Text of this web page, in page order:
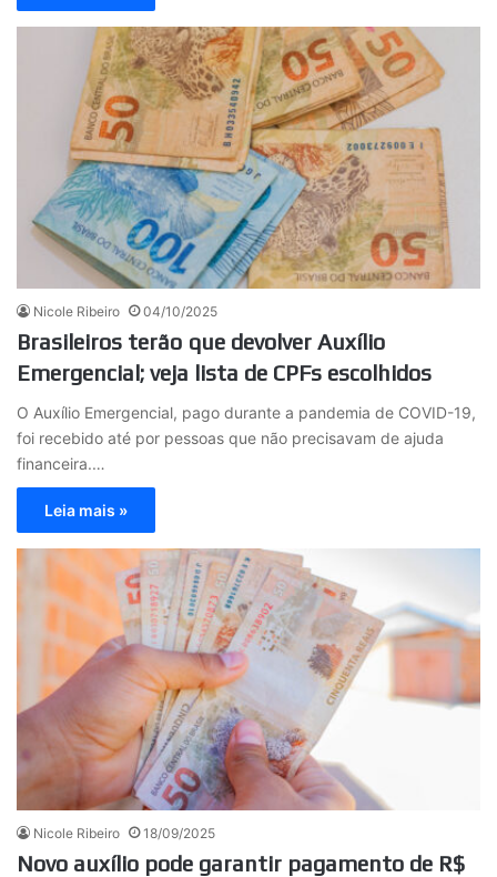
Nicole Ribeiro 04/10/2025
Brasileiros terão que devolver Auxílio
Emergencial; veja lista de CPFs escolhidos
O Auxílio Emergencial, pago durante a pandemia de COVID-19,
foi recebido até por pessoas que não precisavam de ajuda
financeira.…
Leia mais »
Nicole Ribeiro 18/09/2025
Novo auxílio pode garantir pagamento de R$